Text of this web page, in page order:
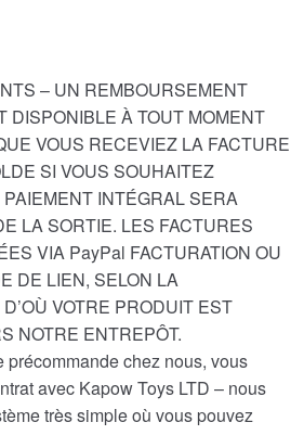
– UN REMBOURSEMENT
DISPONIBLE À TOUT MOMENT
VOUS RECEVIEZ LA FACTURE
SI VOUS SOUHAITEZ
INTÉGRAL SERA
LA SORTIE. LES FACTURES
VIA PayPal FACTURATION OU
DE LIEN, SELON LA
VOTRE PRODUIT EST
NOTRE ENTREPÔT.
précommande chez nous, vous
avec Kapow Toys LTD – nous
très simple où vous pouvez